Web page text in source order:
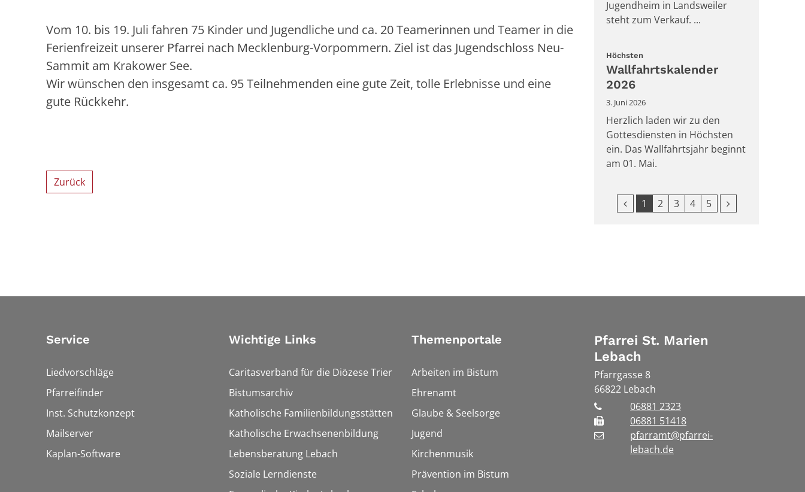
Vom 10. bis 19. Juli fahren 75 Kinder und Jugendliche und ca. 20 Teamerinnen und Teamer in die
Ferienfreizeit unserer Pfarrei nach Mecklenburg-Vorpommern. Ziel ist das Jugendschloss Neu-
Sammit am Krakower See.
Wir wünschen den insgesamt ca. 95 Teilnehmenden eine gute Zeit, tolle Erlebnisse und eine
gute Rückkehr.
Zurück
Jugendheim in Landsweiler
steht zum Verkauf. ...
Höchsten:
Wallfahrtskalender
2026
3. Juni 2026
Herzlich laden wir zu den
Gottesdiensten in Höchsten
ein. Das Wallfahrtsjahr beginnt
am 01. Mai.
Vorherige Seite
1 2 3 4 5 Nächste Seite
Service
Liedvorschläge
Pfarreifinder
Inst. Schutzkonzept
Mailserver
Kaplan-Software
Wichtige Links
Caritasverband für die Diözese Trier
Bistumsarchiv
Katholische Familienbildungsstätten
Katholische Erwachsenenbildung
Lebensberatung Lebach
Soziale Lerndienste
Themenportale
Arbeiten im Bistum
Ehrenamt
Glaube & Seelsorge
Jugend
Kirchenmusik
Prävention im Bistum
Pfarrei St. Marien
Lebach
Pfarrgasse 8
66822 Lebach
06881 2323
06881 51418
pfarramt@pfarrei-
lebach.de